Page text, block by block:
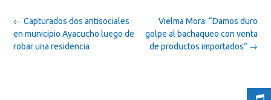
Post
navigation
Vielma Mora: “Damos duro
golpe al bachaqueo con venta
de productos importados” →
← Capturados dos antisociales
en municipio Ayacucho luego de
robar una residencia